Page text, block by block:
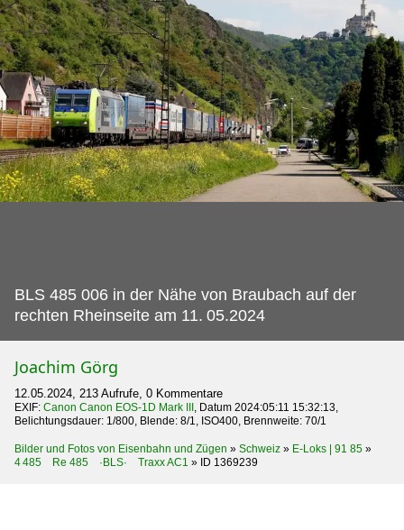
BLS 485 006 in der Nähe von Braubach auf der
rechten Rheinseite am 11. 05.2024
Joachim Görg
12.05.2024, 213 Aufrufe, 0 Kommentare
EXIF: Canon Canon EOS-1D Mark III , Datum 2024:05:11 15:32:13,
Belichtungsdauer: 1/800, Blende: 8/1, ISO400, Brennweite: 70/1
Bilder und Fotos von Eisenbahn und Zügen » Schweiz » E-Loks | 91 85 »
4 485 Re 485 ·BLS· Traxx AC1 » ID 1369239